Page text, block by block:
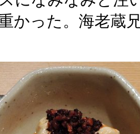
かった。海老蔵